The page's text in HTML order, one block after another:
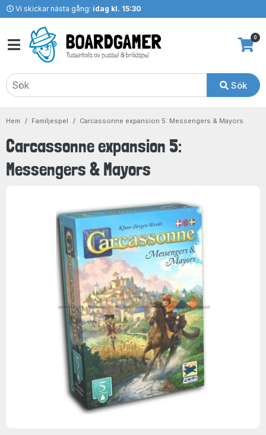
Vi skickar nästa gång: idag kl. 15:30
Sök
0
Hem Familjespel Carcassonne expansion 5: Messengers & Mayors
Carcassonne expansion 5:
Messengers & Mayors